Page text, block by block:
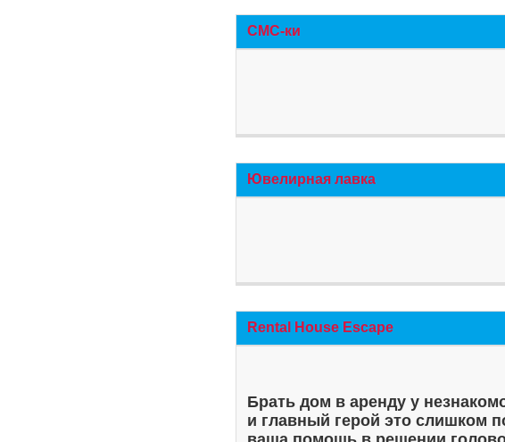
СМС-ки
Ювелирная лавка
Rental House Escape
Брать дом в аренду у
и главный герой это слишком